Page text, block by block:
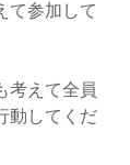
て参加して
考えて全員
動してくだ